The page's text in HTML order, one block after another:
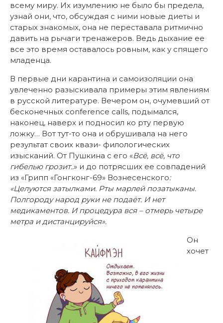
всему миру. Их изумлению не было бы предела,
узнай они, что, обсуждая с ними новые диеты и
старых знакомых, она не переставала ритмично
давить на рычаги тренажеров. Ведь дыхание ее
все это время оставалось ровным, как у спящего
младенца.
В первые дни карантина и самоизоляции она
увлеченно разыскивала примеры этим явлениям
в русской литературе. Вечером он, очумевший от
бесконечных conference calls, подымался,
наконец, наверх и подносил ко рту первую
ложку… Вот тут-то она и обрушивала на него
результат своих квази- филологических
изысканий. От Пушкина с его «Всё, всё, что
гибелью грозит..» и до потрясших ее совпадений
из «Грипп «Гонгконг-69» Вознесенского:
«Целуются затылками. Рты марлей позатыканы.
Полгороду народ руки не подаёт. И нет
медикаментов. И процедура вся – отмерь четыре
метра и дистанцируйся».
Он
хочет